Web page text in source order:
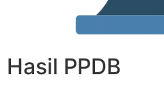
Hasil PPDB